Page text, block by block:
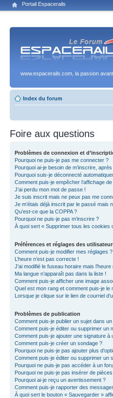
Portail Espacerails
www.espacerails.com, la passion
Index du forum
Foire aux questions
Problèmes de connexion et
Pourquoi ne puis-je pas me connecter ?
Pourquoi ai-je besoin de m’inscrire,
Pourquoi suis-je déconnecté
Comment puis-je empêcher l’affichage
J’ai perdu mon mot de passe !
Je suis inscrit mais ne peux pas me
Je m’étais déjà inscrit par le passé mais
Qu’est-ce que la COPPA ?
Pourquoi ne puis-je pas m’inscrire ?
À quoi sert « Supprimer tous les cookies
Préférences et réglages des
Comment puis-je modifier mes réglages ?
L’heure n’est pas correcte !
J’ai modifié le fuseau horaire mais
Ma langue n’apparaît pas dans la liste !
Comment puis-je afficher une image
Quel est mon rang et comment puis-je le
Lorsque je clique sur le lien de courriel
Problèmes de publication
Comment puis-je publier un sujet dans
Comment puis-je éditer ou supprimer un
Comment puis-je ajouter une signature à
Comment puis-je créer un sondage ?
Pourquoi ne puis-je pas ajouter plus
Comment puis-je éditer ou supprimer un
Pourquoi ne puis-je pas accéder à un
Pourquoi ne puis-je pas insérer de
Pourquoi ai-je reçu un avertissement ?
Comment puis-je rapporter des
À quoi sert le bouton « Sauvegarder »